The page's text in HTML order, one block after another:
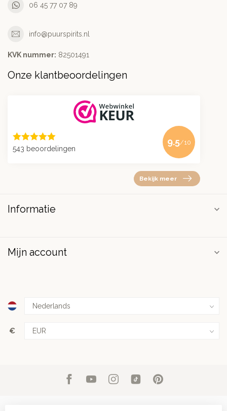
06 45 77 07 89
info@puurspirits.nl
KVK nummer: 82501491
Onze klantbeoordelingen
543 beoordelingen
9.5/10
Bekijk meer
Informatie
Mijn account
€